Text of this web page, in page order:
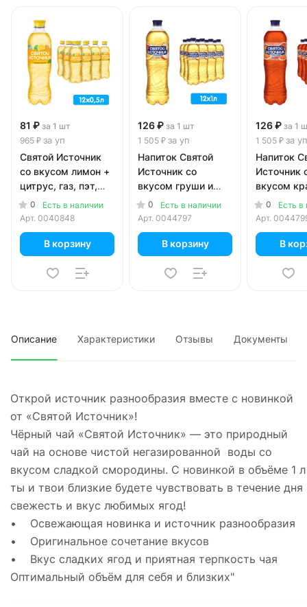
81 ₽ за 1 шт
965 ₽ за уп
Святой Источник
со вкусом лимон +
цитрус, газ, пэт,
0.5 литра, 12 шт. в
уп.
0
Есть в наличии
Арт. 0040848
В корзину
126 ₽ за 1 шт
1 505 ₽ за уп
Напиток Святой
Источник со
вкусом груши и
цитруса 1 литр, газ,
пэт, 12 шт. в уп.
0
Есть в наличии
Арт. 0044797
В корзину
126 ₽ за 1
1 505 ₽ за уп
Напиток
Источник
вкусом
апельсин
газ, пэт,
0
Есть в
Арт.
В
Описание Характеристики Отзывы Документы
Открой источник разнообразия вместе с новинкой
от «Святой Источник»!
Чёрный чай «Святой Источник» — это природный
чай на основе чистой негазированной воды со
вкусом сладкой смородины. С новинкой в объёме 1 л
ты и твои близкие будете чувствовать в течение дня
свежесть и вкус любимых ягод!
• Освежающая новинка и источник разнообразия
• Оригинальное сочетание вкусов
• Вкус сладких ягод и приятная терпкость чая
Оптимальный объём для себя и близких"